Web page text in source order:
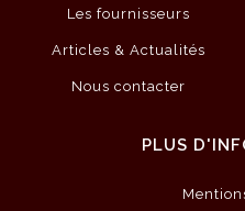
Les fournisseurs
Articles & Actualités
Nous contacter
PLUS